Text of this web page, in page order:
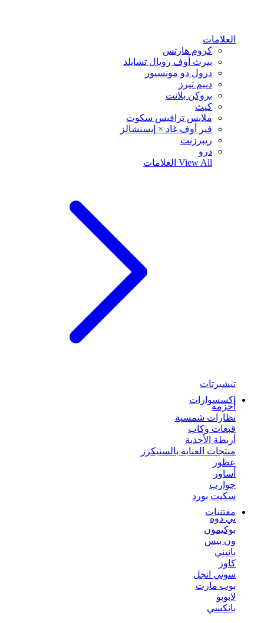
العلامات
كروم هارتس
بيرث أوف رويال تشايلد
درول دو مونسيور
دنيم تيرز
بروكن بلانت
كيث
ملابس ترافيس سكوت
فير أوف غاد × إيسنشالز
ريبرزنت
درو
View All العلامات
تيشيرتات
إكسسوارات
أحزمة
نظارات شمسية
قبعات وكاب
أربطة الأحذية
منتجات العناية بالسنيكرز
عطور
أساور
جوارب
سكيت بورد
مقتنيات
ني دوه
بوكيمون
ون بيس
بانيني
كاوز
سوني انجل
بوب مارت
لابوبو
بانكسي